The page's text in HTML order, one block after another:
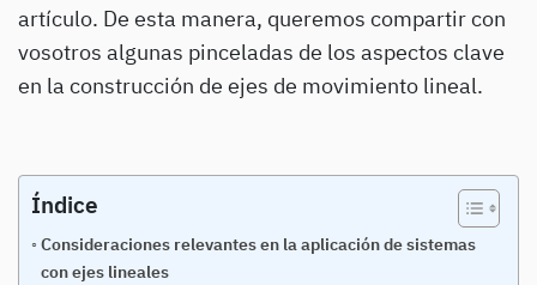
artículo. De esta manera, queremos compartir con
vosotros algunas pinceladas de los aspectos clave
en la construcción de ejes de movimiento lineal.
Índice
Consideraciones relevantes en la aplicación de sistemas
con ejes lineales